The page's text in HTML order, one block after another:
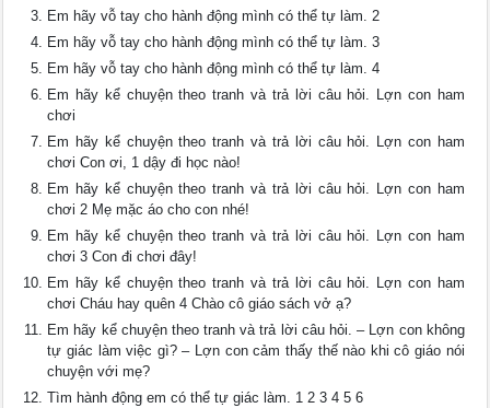
Em hãy vỗ tay cho hành động mình có thể tự làm. 2
Em hãy vỗ tay cho hành động mình có thể tự làm. 3
Em hãy vỗ tay cho hành động mình có thể tự làm. 4
Em hãy kể chuyện theo tranh và trả lời câu hỏi. Lợn con ham
chơi
Em hãy kể chuyện theo tranh và trả lời câu hỏi. Lợn con ham
chơi Con ơi, 1 dậy đi học nào!
Em hãy kể chuyện theo tranh và trả lời câu hỏi. Lợn con ham
chơi 2 Mẹ mặc áo cho con nhé!
Em hãy kể chuyện theo tranh và trả lời câu hỏi. Lợn con ham
chơi 3 Con đi chơi đây!
Em hãy kể chuyện theo tranh và trả lời câu hỏi. Lợn con ham
chơi Cháu hay quên 4 Chào cô giáo sách vở ạ?
Em hãy kể chuyện theo tranh và trả lời câu hỏi. – Lợn con không
tự giác làm việc gì? – Lợn con cảm thấy thế nào khi cô giáo nói
chuyện với mẹ?
Tìm hành động em có thể tự giác làm. 1 2 3 4 5 6